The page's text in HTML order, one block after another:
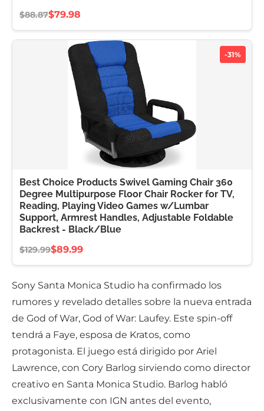
$88.87$79.98
-31%
Best Choice Products Swivel Gaming Chair 360
Degree Multipurpose Floor Chair Rocker for TV,
Reading, Playing Video Games w/Lumbar
Support, Armrest Handles, Adjustable Foldable
Backrest - Black/Blue
$129.99$89.99
Sony Santa Monica Studio ha confirmado los
rumores y revelado detalles sobre la nueva entrada
de God of War, God of War: Laufey. Este spin-off
tendrá a Faye, esposa de Kratos, como
protagonista. El juego está dirigido por Ariel
Lawrence, con Cory Barlog sirviendo como director
creativo en Santa Monica Studio. Barlog habló
exclusivamente con IGN antes del evento,